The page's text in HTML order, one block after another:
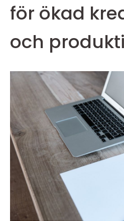
för ökad
och